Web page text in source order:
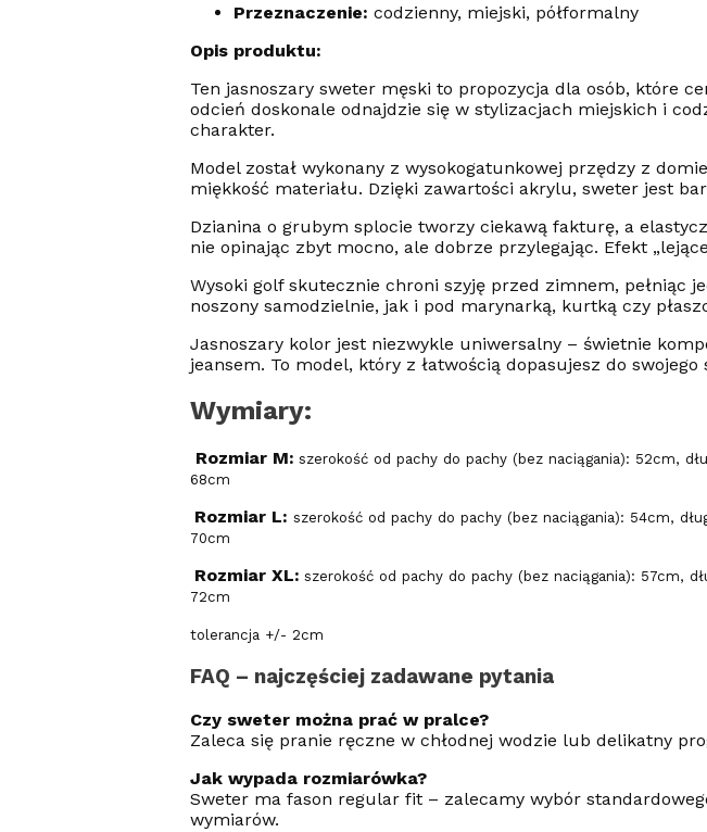
Przeznaczenie: codzienny, miejski, półformalny
Opis produktu:
Ten jasnoszary sweter męski to propozycja dla osób, które
odcień doskonale odnajdzie się w stylizacjach miejskich i
charakter.
Model został wykonany z wysokogatunkowej przędzy z
miękkość materiału. Dzięki zawartości akrylu, sweter jest
Dzianina o grubym splocie tworzy ciekawą fakturę, a
nie opinając zbyt mocno, ale dobrze przylegając. Efekt
Wysoki golf skutecznie chroni szyję przed zimnem, pełniąc
noszony samodzielnie, jak i pod marynarką, kurtką czy
Jasnoszary kolor jest niezwykle uniwersalny – świetnie
jeansem. To model, który z łatwością dopasujesz do swojego
Wymiary:
Rozmiar M: szerokość od pachy do pachy (bez naciągania): 52cm,
68cm
Rozmiar L: szerokość od pachy do pachy (bez naciągania): 54cm,
70cm
Rozmiar XL: szerokość od pachy do pachy (bez naciągania): 57cm,
72cm
tolerancja +/- 2cm
FAQ – najczęściej zadawane pytania
Czy sweter można prać w pralce?
Zaleca się pranie ręczne w chłodnej wodzie lub delikatny
Jak wypada rozmiarówka?
Sweter ma fason regular fit – zalecamy wybór
wymiarów.